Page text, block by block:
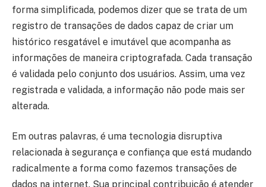
forma simplificada, podemos dizer que se trata de um
registro de transações de dados capaz de criar um
histórico resgatável e imutável que acompanha as
informações de maneira criptografada. Cada transação
é validada pelo conjunto dos usuários. Assim, uma vez
registrada e validada, a informação não pode mais ser
alterada.
Em outras palavras, é uma tecnologia disruptiva
relacionada à segurança e confiança que está mudando
radicalmente a forma como fazemos transações de
dados na internet. Sua principal contribuição é atender